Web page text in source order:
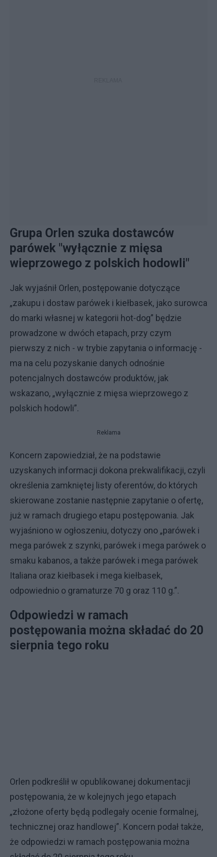
Grupa Orlen szuka dostawców
parówek "wyłącznie z mięsa
wieprzowego z polskich hodowli"
Jak wyjaśnił Orlen, postępowanie dotyczące
„zakupu i dostaw parówek i kiełbasek, jako surowca
do marki własnej w kategorii hot-dog” będzie
prowadzone w dwóch etapach, przy czym
pierwszy z nich - w trybie zapytania o informację -
ma na celu pozyskanie danych odnośnie
potencjalnych dostawców produktów, jak
wskazano, „wyłącznie z mięsa wieprzowego z
polskich hodowli”.
Reklama
Koncern zapowiedział, że na podstawie
uzyskanych informacji dokona prekwalifikacji, czyli
określenia zamkniętej listy oferentów, do których
skierowane zostanie następnie zapytanie o ofertę,
już w ramach drugiego etapu postępowania. Jak
wyjaśniono w ogłoszeniu, dotyczy ono „parówek i
mega parówek z szynki, parówek i mega parówek o
smaku kabanos, a także parówek i mega parówek
Italiana oraz kiełbasek i mega kiełbasek,
odpowiednio o gramaturze 70 g oraz 110 g.”.
Odpowiedzi w ramach
postępowania można składać do 20
sierpnia tego roku
Orlen podkreślił w opublikowanej dokumentacji
postępowania, że w kolejnych jego etapach
„złożone oferty będą podlegały ocenie formalnej,
technicznej oraz handlowej”. Koncern podał także,
że odpowiedzi w ramach postępowania można